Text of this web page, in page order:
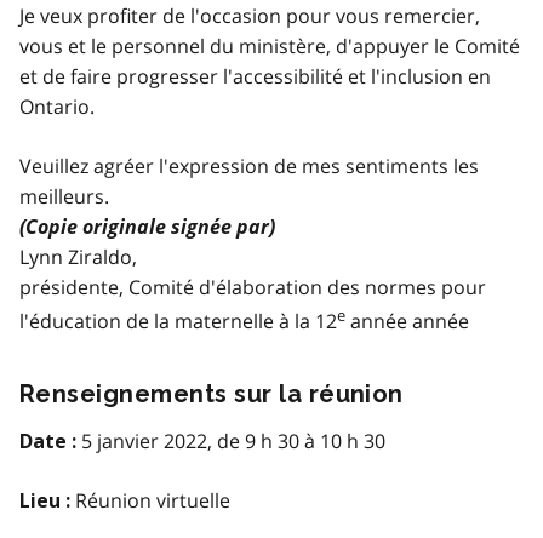
Je veux profiter de l'occasion pour vous remercier,
vous et le personnel du ministère, d'appuyer le Comité
et de faire progresser l'accessibilité et l'inclusion en
Ontario.
Veuillez agréer l'expression de mes sentiments les
meilleurs.
(Copie originale signée par)
Lynn Ziraldo,
présidente, Comité d'élaboration des normes pour
l'éducation de la maternelle à la 12e année année
Renseignements sur la réunion
Date : 5 janvier 2022, de 9 h 30 à 10 h 30
Lieu : Réunion virtuelle